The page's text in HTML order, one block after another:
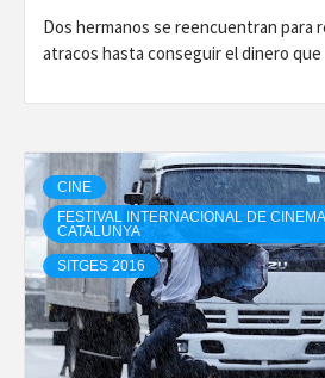
Dos hermanos se reencuentran para
atracos hasta conseguir el dinero que
CINE
FESTIVAL INTERNACIONAL DE
CATALUNYA
SITGES 2016